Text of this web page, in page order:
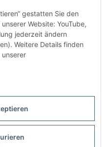
ein Ladengeschäft in Hütten:
gestatten Sie den
Website: YouTube,
jederzeit ändern
Weitere Details finden
unserer